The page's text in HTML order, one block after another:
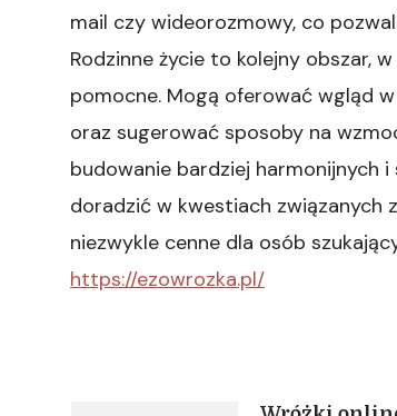
mail czy wideorozmowy, co
Rodzinne życie to kolejny obszar,
pomocne. Mogą oferować wgląd
oraz sugerować sposoby na
budowanie bardziej harmonijnych
doradzić w kwestiach związanych
niezwykle cenne dla osób
https://ezowrozka.pl/